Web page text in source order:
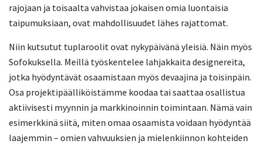
rajojaan ja toisaalta vahvistaa jokaisen omia luontaisia
taipumuksiaan, ovat mahdollisuudet lähes rajattomat.
Niin kutsutut tuplaroolit ovat nykypäivänä yleisiä. Näin myös
Sofokuksella. Meillä työskentelee lahjakkaita designereita,
jotka hyödyntävät osaamistaan myös devaajina ja toisinpäin.
Osa projektipäälliköistämme koodaa tai saattaa osallistua
aktiivisesti myynnin ja markkinoinnin toimintaan. Nämä vain
esimerkkinä siitä, miten omaa osaamista voidaan hyödyntää
laajemmin – omien vahvuuksien ja mielenkiinnon kohteiden